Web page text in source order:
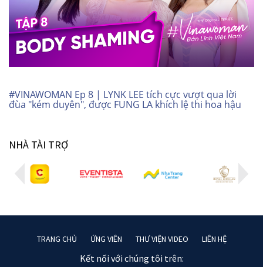
#VINAWOMAN Ep 8 | LYNK LEE tích cực vượt qua lời
đùa "kém duyên", được FUNG LA khích lệ thi hoa hậu
NHÀ TÀI TRỢ
TRANG CHỦ ỨNG VIÊN THƯ VIỆN VIDEO LIÊN HỆ
Kết nối với chúng tôi trên: